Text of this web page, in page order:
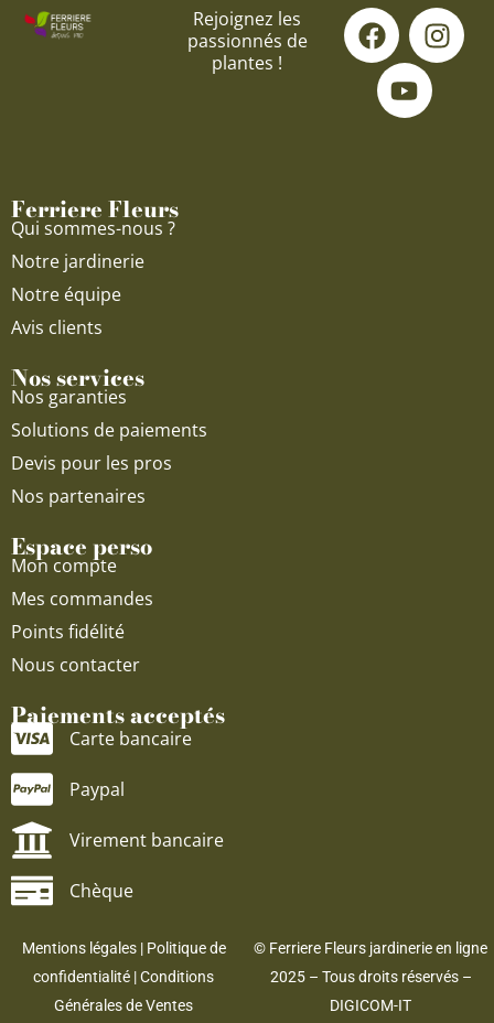
Rejoignez les
passionnés de
plantes !
F
a
c
e
I
n
s
Y
o
u
t
u
Ferriere Fleurs
Qui sommes-nous ?
Notre jardinerie
Notre équipe
Avis clients
Nos services
Nos garanties
Solutions de paiements
Devis pour les pros
Nos partenaires
Espace perso
Mon compte
Mes commandes
Points fidélité
Nous contacter
Paiements acceptés
Carte bancaire
Paypal
Virement bancaire
Chèque
Mentions légales| Politique de
confidentialité |Conditions
Générales de Ventes
© Ferriere Fleurs jardinerie en ligne
2025 – Tous droits réservés –
DIGICOM-IT